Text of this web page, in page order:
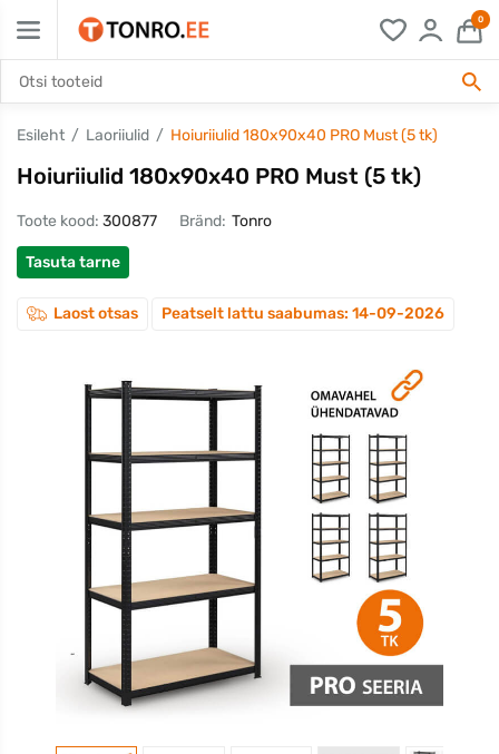
0
Esileht Laoriiulid Hoiuriiulid 180x90x40 PRO Must (5 tk)
Hoiuriiulid 180x90x40 PRO Must (5 tk)
Toote kood: 300877 Bränd: Tonro
Tasuta tarne
Laost otsas Peatselt lattu saabumas: 14-09-2026